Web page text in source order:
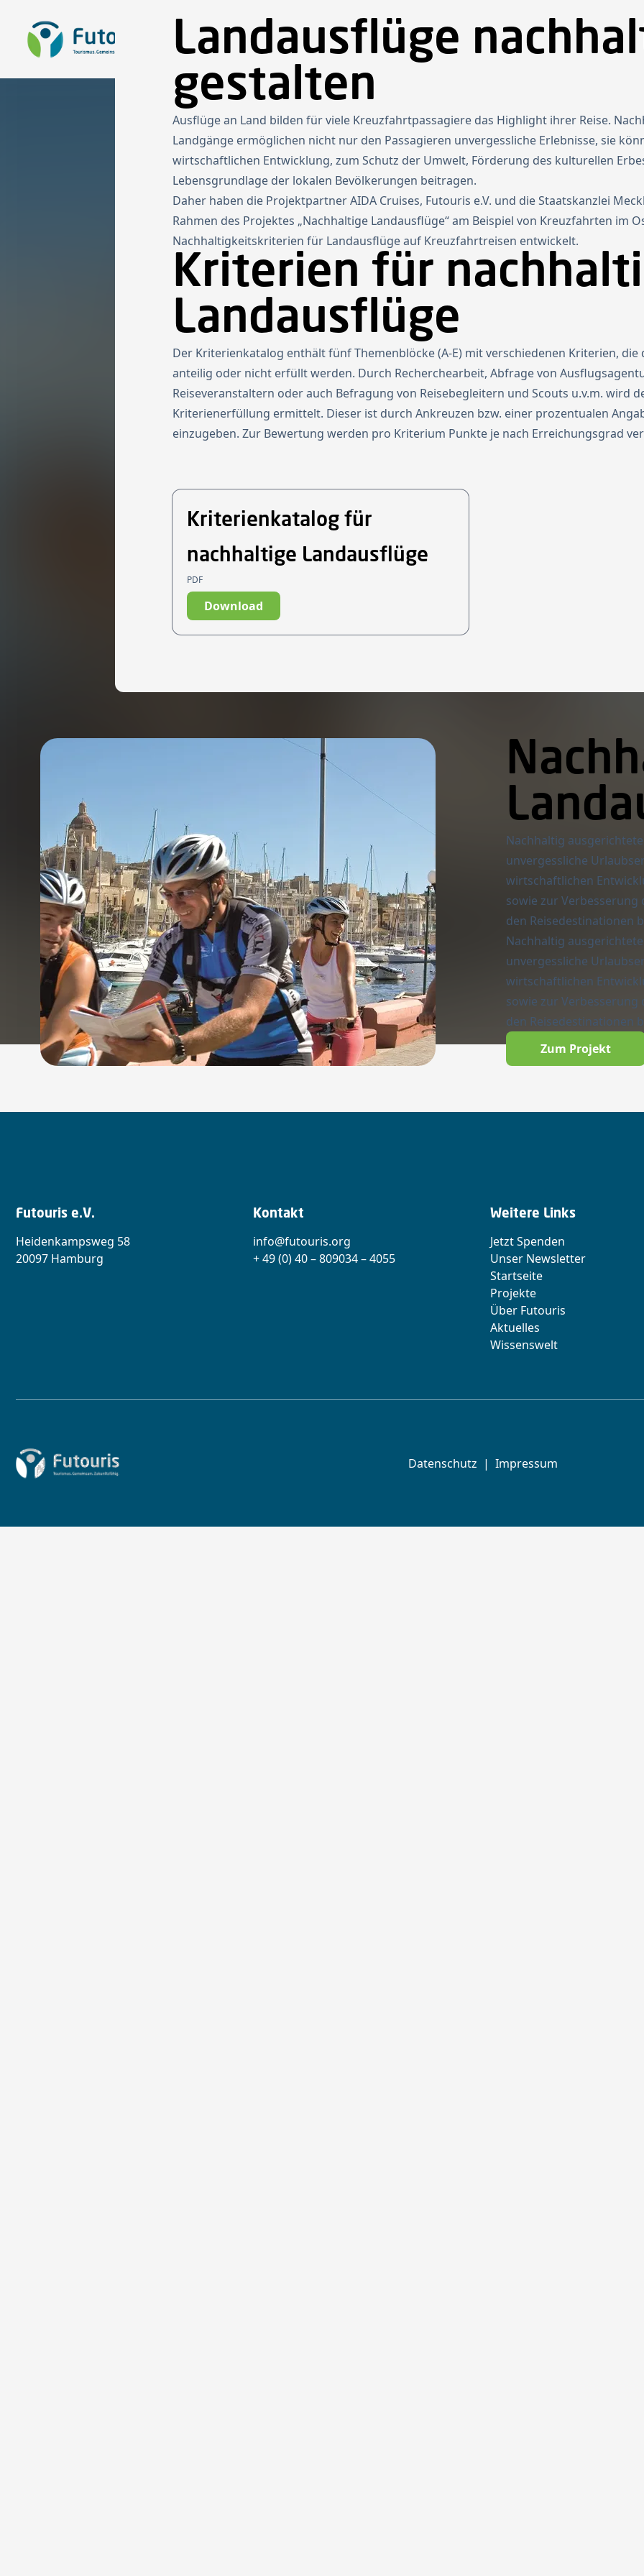
Zur Startseite
Startseite Über Futouris Aktuelles Newsletter
Landausflüge
gestalten
Ausflüge an Land bilden für viele Kreuzfahrtpassagiere das Highlight ihrer Reise.
Landgänge ermöglichen nicht nur den Passagieren unvergessliche Erlebnisse, sie
wirtschaftlichen Entwicklung, zum Schutz der Umwelt, Förderung des kulturellen
Lebensgrundlage der lokalen Bevölkerungen beitragen.
Daher haben die Projektpartner AIDA Cruises, Futouris e.V. und die Staatskanzlei
Rahmen des Projektes „Nachhaltige Landausflüge“ am Beispiel von Kreuzfahrten im
Nachhaltigkeitskriterien für Landausflüge auf Kreuzfahrtreisen entwickelt.
Kriterien für
Landausflüge
Der Kriterienkatalog enthält fünf Themenblöcke (A-E) mit verschiedenen Kriterien,
anteilig oder nicht erfüllt werden. Durch Recherchearbeit, Abfrage von
Reiseveranstaltern oder auch Befragung von Reisebegleitern und Scouts u.v.m. wird
Kriterienerfüllung ermittelt. Dieser ist durch Ankreuzen bzw. einer prozentualen
einzugeben. Zur Bewertung werden pro Kriterium Punkte je nach Erreichungsgrad
Kriterienkatalog für
nachhaltige Landausflüge
PDF
Download
Nachhaltig
unvergessliche
wirtschaftlichen
sowie zur
den Reisedestinationen
Nachhaltig
unvergessliche
wirtschaftlichen
sowie zur
den Reisedestinationen
Zum Projekt
Futouris e.V.
Heidenkampsweg 58
20097 Hamburg
Kontakt
info@futouris.org
+ 49 (0) 40 – 809034 – 4055
Weitere Links
Jetzt Spenden
Unser Newsletter
Startseite
Projekte
Über Futouris
Aktuelles
Wissenswelt
Zur Startseite von Futouris e.V.
Datenschutz | Impressum